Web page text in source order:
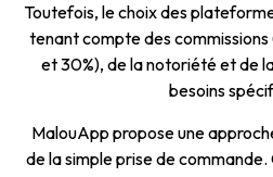
Toutefois, le choix des
tenant compte des commissions
et 30%), de la notoriété et de
besoins
MalouApp propose une
de la simple prise de